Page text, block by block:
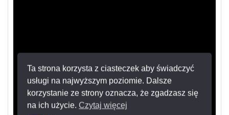
Ta strona korzysta z ciasteczek aby świadczyć
usługi na najwyższym poziomie. Dalsze
korzystanie ze strony oznacza, że zgadzasz się
na ich użycie. Czytaj więcej